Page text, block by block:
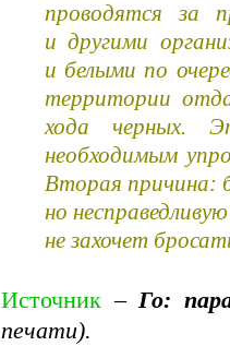
проводятся за
и другими
и белыми по
территории
хода черных.
необходимым
Вторая причина:
но
не захочет
Источник –Го:
печати).